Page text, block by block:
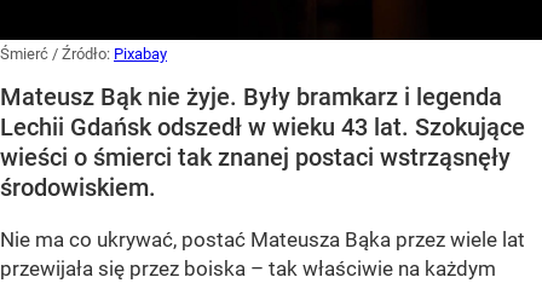
Śmierć / Źródło: Pixabay
Mateusz Bąk nie żyje. Były bramkarz i legenda
Lechii Gdańsk odszedł w wieku 43 lat. Szokujące
wieści o śmierci tak znanej postaci wstrząsnęły
środowiskiem.
Nie ma co ukrywać, postać Mateusza Bąka przez wiele lat
przewijała się przez boiska – tak właściwie na każdym